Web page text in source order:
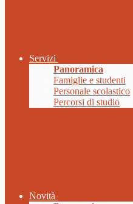
Servizi
Panoramica
Famiglie e studenti
Personale scolastico
Percorsi di studio
Novità